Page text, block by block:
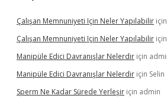
Çalışan Memnuniyeti Için Neler Yapılabilir için
Çalışan Memnuniyeti Için Neler Yapılabilir için
Manipüle Edici Davranışlar Nelerdir için
Manipüle Edici Davranışlar Nelerdir için Selin
Sperm Ne Kadar Sürede Yerleşir için admin